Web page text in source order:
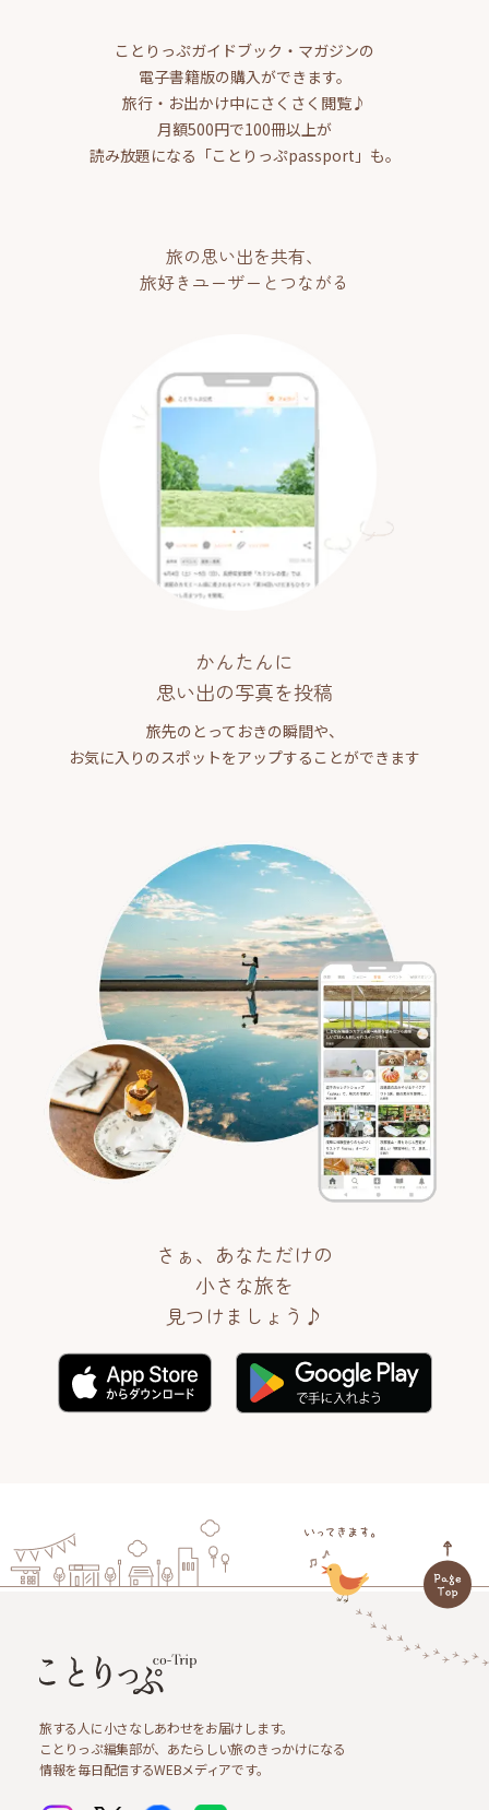
ことりっぷガイドブック・マガジンの
電子書籍版の購入ができます。
旅行・お出かけ中にさくさく閲覧♪
月額500円で100冊以上が
読み放題になる「ことりっぷpassport」も。
旅の思い出を共有、
旅好きユーザーとつながる
かんたんに
思い出の写真を投稿
旅先のとっておきの瞬間や、
お気に入りのスポットをアップすることができます
さぁ、あなただけの
小さな旅を
見つけましょう♪
旅する人に小さなしあわせをお届けします。
ことりっぷ編集部が、あたらしい旅のきっかけになる
情報を毎日配信するWEBメディアです。